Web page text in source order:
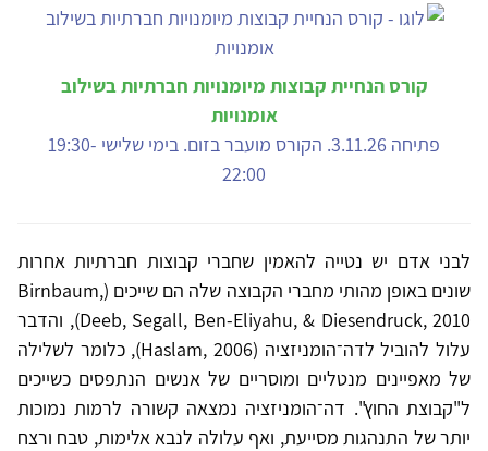
קורס הנחיית קבוצות מיומנויות חברתיות בשילוב
אומנויות
פתיחה 3.11.26. הקורס מועבר בזום. בימי שלישי 19:30-
22:00
לבני אדם יש נטייה להאמין שחברי קבוצות חברתיות אחרות
שונים באופן מהותי מחברי הקבוצה שלה הם שייכים (Birnbaum,
Deeb, Segall, Ben-Eliyahu, & Diesendruck, 2010), והדבר
עלול להוביל לדה־הומניזציה (Haslam, 2006), כלומר לשלילה
של מאפיינים מנטליים ומוסריים של אנשים הנתפסים כשייכים
ל"קבוצת החוץ". דה־הומניזציה נמצאה קשורה לרמות נמוכות
יותר של התנהגות מסייעת, ואף עלולה לנבא אלימות, טבח ורצח